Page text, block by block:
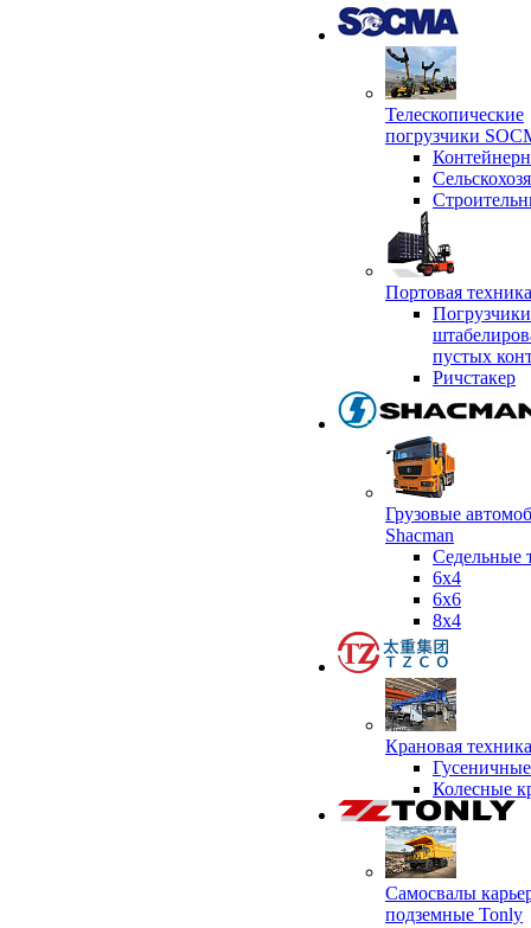
Телескопические
погрузчики
Портовая
пустых
Ричстакер
Грузовые
Shacman
Седельные
6х4
6x6
8x4
Крановая
Колесные
Самосвалы
подземные Tonly